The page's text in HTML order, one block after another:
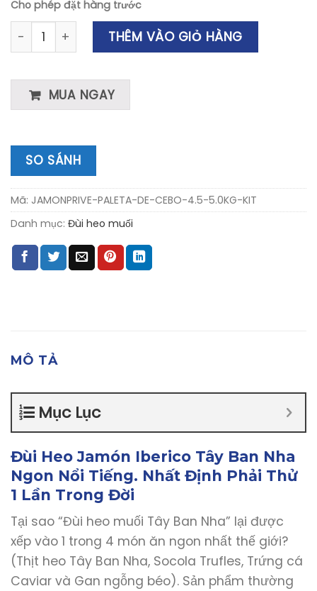
Cho phép đặt hàng trước
Đùi Heo Muối Jamón Iberico Spain Lợn Đen 4.5 - 5.0Kg
THÊM VÀO GIỎ HÀNG
MUA NGAY
SO SÁNH
Mã: JAMONPRIVE-PALETA-DE-CEBO-4.5-5.0KG-KIT
Danh mục: Đùi heo muối
MÔ TẢ
Mục Lục
Đùi Heo Jamón Iberico Tây Ban Nha
Ngon Nổi Tiếng. Nhất Định Phải Thử
1 Lần Trong Đời
Tại sao “Đùi heo muối Tây Ban Nha” lại được
xếp vào 1 trong 4 món ăn ngon nhất thế giới?
(Thịt heo Tây Ban Nha, Socola Trufles, Trứng cá
Caviar và Gan ngỗng béo). Sản phẩm thường